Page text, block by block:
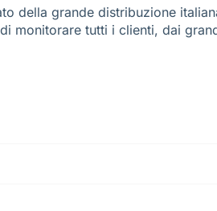
della grande distribuzione
monitorare tutti i clienti, dai